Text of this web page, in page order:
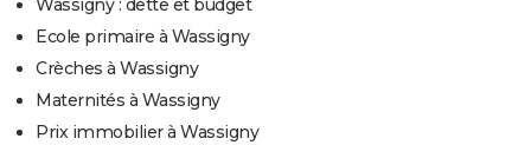
Wassigny : dette et budget
Ecole primaire à Wassigny
Crèches à Wassigny
Maternités à Wassigny
Prix immobilier à Wassigny